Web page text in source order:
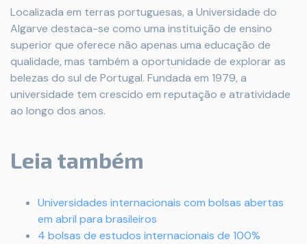
Localizada em terras portuguesas, a Universidade do
Algarve destaca-se como uma instituição de ensino
superior que oferece não apenas uma educação de
qualidade, mas também a oportunidade de explorar as
belezas do sul de Portugal. Fundada em 1979, a
universidade tem crescido em reputação e atratividade
ao longo dos anos.
Leia também
Universidades internacionais com bolsas abertas
em abril para brasileiros
4 bolsas de estudos internacionais de 100%